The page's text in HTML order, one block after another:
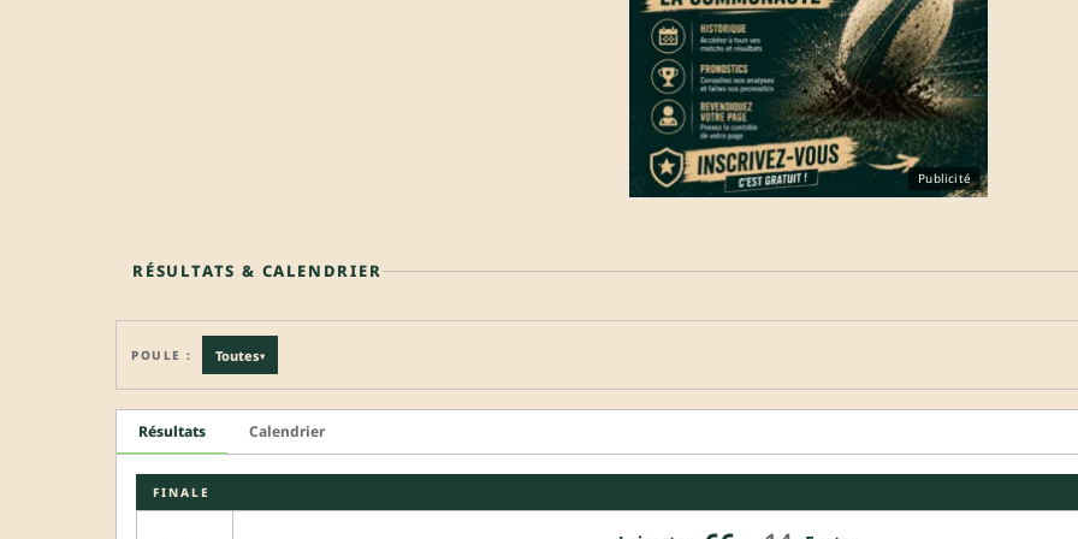
Publicité
RÉSULTATS & CALENDRIER
POULE : Toutes▾
Résultats Calendrier
FINALE